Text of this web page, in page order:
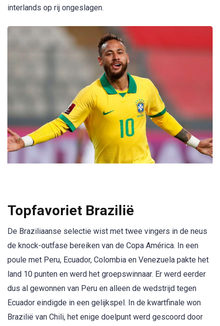
interlands op rij ongeslagen.
Topfavoriet Brazilië
De Braziliaanse selectie wist met twee vingers in de neus
de knock-outfase bereiken van de Copa América. In een
poule met Peru, Ecuador, Colombia en Venezuela pakte het
land 10 punten en werd het groepswinnaar. Er werd eerder
dus al gewonnen van Peru en alleen de wedstrijd tegen
Ecuador eindigde in een gelijkspel. In de kwartfinale won
Brazilië van Chili, het enige doelpunt werd gescoord door